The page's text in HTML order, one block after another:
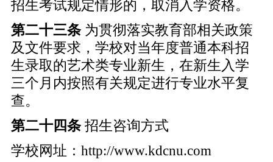
招生考试规定情形的，取消入学资格。
第二十三条 为贯彻落实教育部相关政策
及文件要求，学校对当年度普通本科招
生录取的艺术类专业新生，在新生入学
三个月内按照有关规定进行专业水平复
查。
第二十四条 招生咨询方式
学校网址：http://www.kdcnu.com